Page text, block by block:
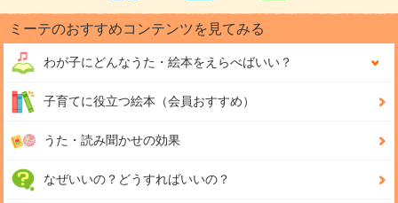
ミーテのおすすめコンテンツを見てみる
わが子にどんなうた・絵本をえらべばいい？
子育てに役立つ絵本（会員おすすめ）
うた・読み聞かせの効果
なぜいいの？どうすればいいの？